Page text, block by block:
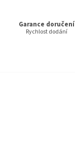
Garance doručení
Rychlost dodání